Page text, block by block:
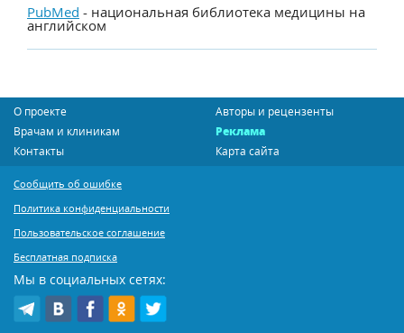
PubMed - национальная библиотека медицины на
английском
О проекте
Авторы и рецензенты
Врачам и клиникам
Реклама
Контакты
Карта сайта
Сообщить об ошибке
Политика конфиденциальности
Пользовательское соглашение
Бесплатная подписка
Мы в социальных сетях: